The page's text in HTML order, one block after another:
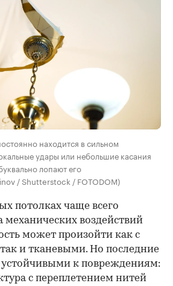
находится в сильном
удары или небольшие касания
лопают его
/ Shutterstock / FOTODOM)
потолках чаще всего
механических воздействий
может произойти как с
и тканевыми. Но последние
устойчивыми к повреждениям:
с переплетением нитей